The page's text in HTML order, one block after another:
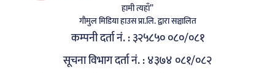
हामी त्यहाँ”
गाैमुल मिडिया हाउस प्रा.लि. द्वारा सञ्चालित
कम्पनी दर्ता नं. : ३२५८५० ०८०/०८१
सूचना विभाग दर्ता नं. : ४३७४ ०८१/०८२